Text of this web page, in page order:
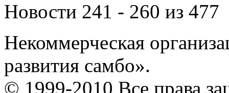
Новости 241 - 260 из 477
Некоммерческая
развития самбо».
© 1999-2010 Все права